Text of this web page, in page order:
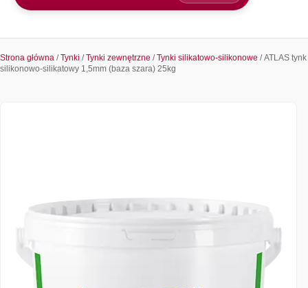
Strona główna /Tynki /Tynki zewnętrzne /Tynki silikatowo-silikonowe / ATLAS tynk
silikonowo-silikatowy 1,5mm (baza szara) 25kg